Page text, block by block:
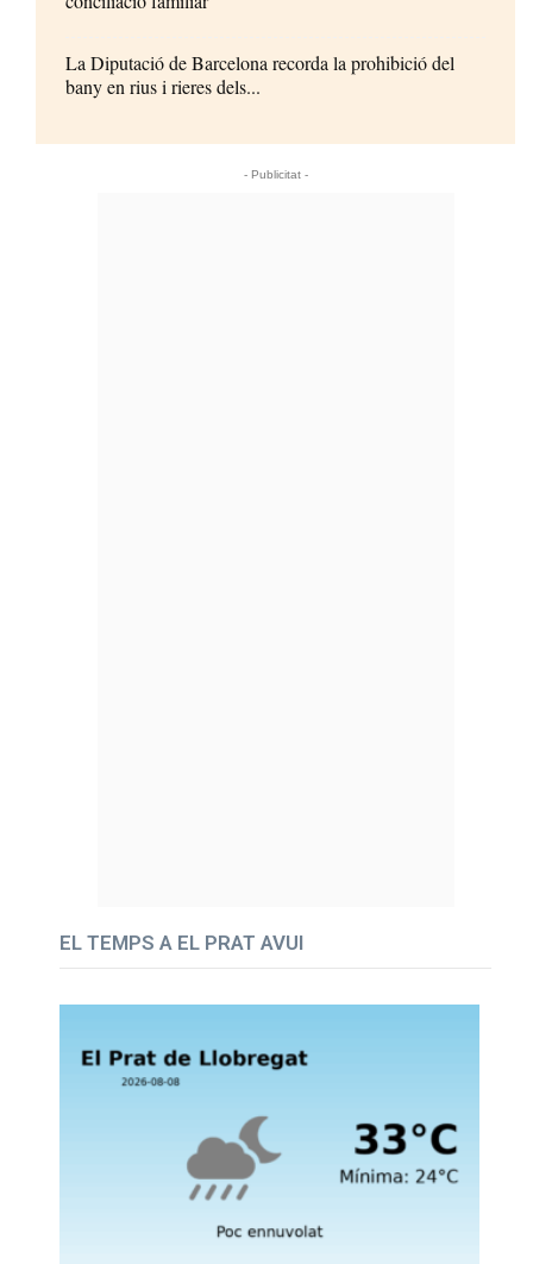
La Diputació de Barcelona recorda la prohibició del
bany en rius i rieres dels...
- Publicitat -
EL TEMPS A EL PRAT AVUI